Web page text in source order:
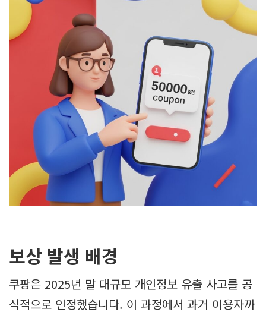
보상 발생 배경
쿠팡은 2025년 말 대규모 개인정보 유출 사고를 공
식적으로 인정했습니다. 이 과정에서 과거 이용자까